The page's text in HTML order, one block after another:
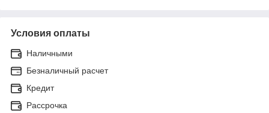
Условия оплаты
Наличными
Безналичный расчет
Кредит
Рассрочка